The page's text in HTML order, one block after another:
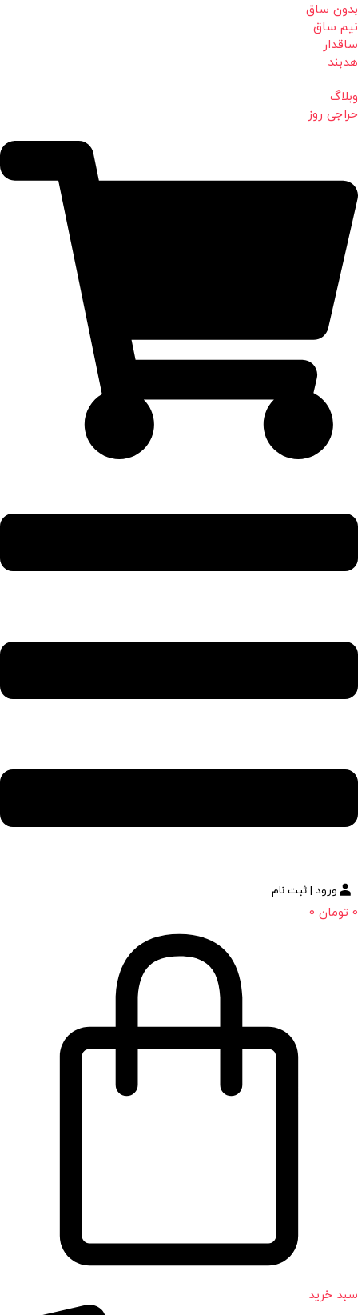
بدون ساق
نیم ساق
ساقدار
هدبند
وبلاگ
حراجی روز
ورود | ثبت نام
0 تومان 0
سبد خرید